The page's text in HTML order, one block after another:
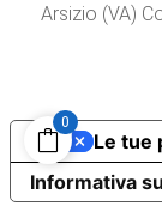
Arsizio (VA)
0
Informativa
Le tue